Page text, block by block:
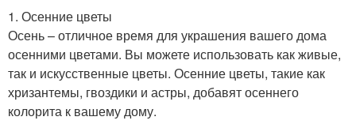
1. Осенние цветы
Осень – отличное время для украшения вашего дома
осенними цветами. Вы можете использовать как живые,
так и искусственные цветы. Осенние цветы, такие как
хризантемы, гвоздики и астры, добавят осеннего
колорита к вашему дому.